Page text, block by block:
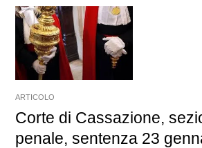
ARTICOLO
Corte di Cassazione,
penale, sentenza 23